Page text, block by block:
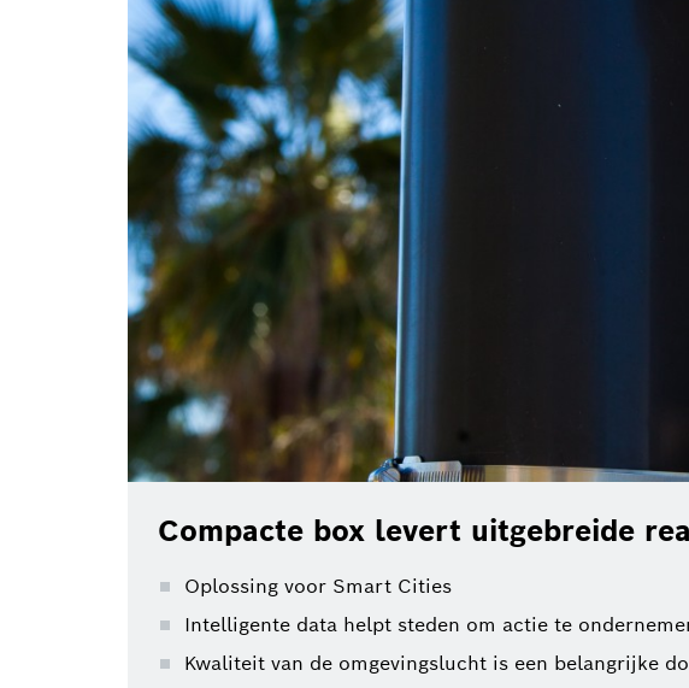
Compacte box levert uitgebreide
Oplossing voor Smart Cities
Intelligente data helpt steden om actie te
Kwaliteit van de omgevingslucht is een belangrijke